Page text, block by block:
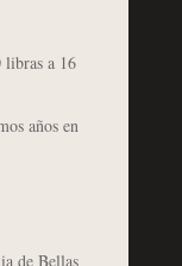
libras a 16
años en
de Bellas